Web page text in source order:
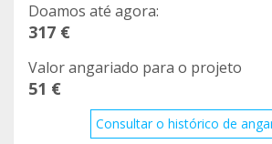
Doamos até agora:
317 €
Valor angariado para o projeto
51 €
Consultar o histórico de